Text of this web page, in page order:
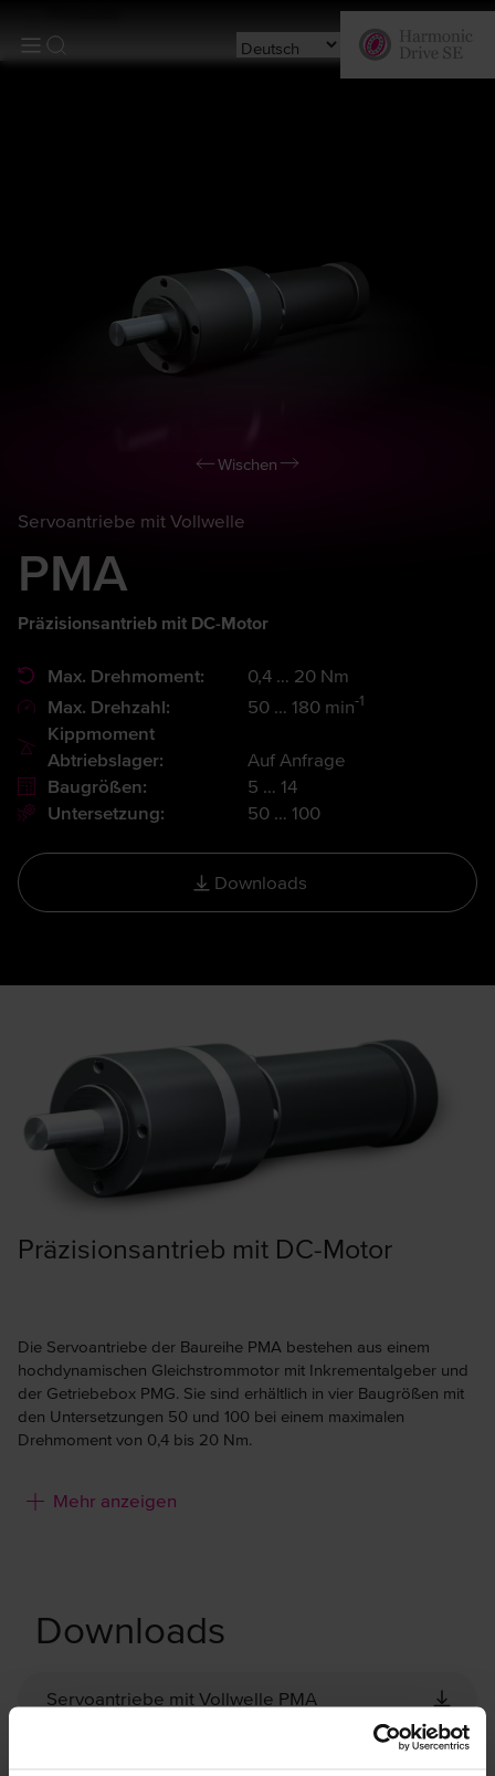
Wischen
Servoantriebe mit Vollwelle
PMA
Präzisionsantrieb mit DC-Motor
Max. Drehmoment:
0,4 … 20 Nm
Max. Drehzahl:
50 … 180 min-1
Kippmoment
Abtriebslager:
Auf Anfrage
Baugrößen:
5 … 14
Untersetzung:
50 … 100
Downloads
Präzisionsantrieb mit DC-Motor
Die Servoantriebe der Baureihe PMA bestehen aus einem
hochdynamischen Gleichstrommotor mit Inkrementalgeber und
der Getriebebox PMG. Sie sind erhältlich in vier Baugrößen mit
den Untersetzungen 50 und 100 bei einem maximalen
Drehmoment von 0,4 bis 20 Nm.
Kompatibilität zu vielen gängigen
Kompatibel zu vielen gängigen Servoreglern auf dem Markt,
ermöglichen die Miniservoantriebe PMA den einfachen Aufbau
Stückzahlen.
Mehr anzeigen
Downloads
Servoantriebe mit Vollwelle PMA
Sicherheits- und Inbetriebnahmehinweise